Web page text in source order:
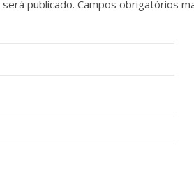
publicado. Campos obrigatórios